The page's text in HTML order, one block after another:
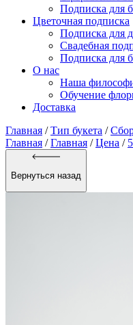
Подписка для
Цветочная подписка
Подписка для
Свадебная
Подписка для
О нас
Наша
Обучение
Доставка
Главная / Тип букета /
Главная /Главная /Цена /
Вернуться назад